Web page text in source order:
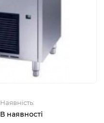
Наявність:
В наявності